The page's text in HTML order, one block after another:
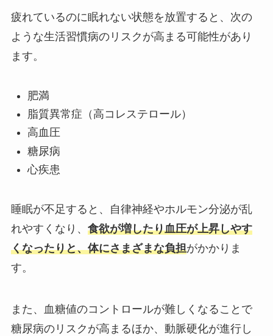
疲れているのに眠れない状態を放置すると、次の
ような生活習慣病のリスクが高まる可能性があり
ます。
肥満
脂質異常症（高コレステロール）
高血圧
糖尿病
心疾患
睡眠が不足すると、自律神経やホルモン分泌が乱
れやすくなり、 食欲が増したり血圧が上昇しやす
くなったりと、体にさまざまな負担がかかりま
す。
また、血糖値のコントロールが難しくなることで
糖尿病のリスクが高まるほか、動脈硬化が進行し